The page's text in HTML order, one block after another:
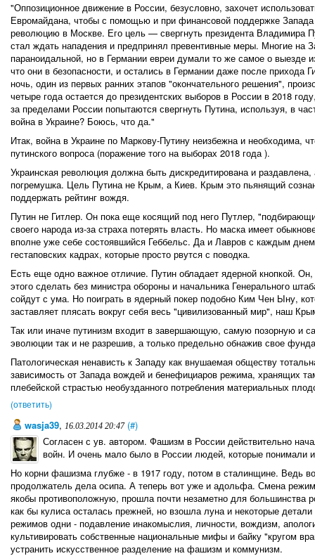
"Оппозиционное движение в России, безусловно, захочет
Евромайдана, чтобы с помощью и при финансовой поддержке
революцию в Москве. Его цель — свергнуть президента Владимира
стал ждать нападения и предпринял превентивные меры. Многие на
параноидальной, но в Германии евреи думали то же самое о выезде
что они в безопасности, и остались в Германии даже после прихода
ночь, один из первых ранних этапов "окончательного решения",
четыре года остается до президентских выборов в России в 2018
за пределами России попытаются свергнуть Путина, используя, в
война в Украине? Боюсь, что да."
Итак, война в Украине по Маркову-Путину неизбежна и необходима,
путинского вопроса (поражение того на выборах 2018 года ).
Украинская революция должна быть дискредитирована и
погремушка. Цель Путина не Крым, а Киев. Крым это пьянящий
поддержать рейтинг вождя.
Путин не Гитлер. Он пока еще косящий под него Путлер,
своего народа из-за страха потерять власть. Но маска имеет
вполне уже себе состоявшийся Геббельс. Да и Лавров с каждым
гестаповских кадрах, которые просто рвутся с поводка.
Еcть еще одно важное отличие. Путин обладает ядерной кнопкой.
этого сделать без министра обороны и начальника Генерального
сойдут с ума. Но поиграть в ядерный покер подобно Ким Чен Ыну,
заставляет плясать вокруг себя весь "цивилизованный мир", наш
Так или иначе путинизм входит в завершающую, самую позорную и
эволюции так и не разрешив, а только предельно обнажив свое
Патологическая ненависть к Западу как внушаемая обществу
зависимость от Запада вождей и бенефициаров режима, хранящих
плебейской страстью необузданного потребления материальных
(ответить)
wasja39, 16.03.2014 20:47 (#)
Согласен с ув. автором. Фашизм в России действительно
войн. И очень мало было в России людей, которые понимали
Но корни фашизма глубже - в 1917 году, потом в сталинщине. Ведь
продолжатель дела осипа. А теперь вот уже и адольфа. Смена
якобы противоположную, прошла почти незаметно для большинства
как бы кулиса осталась прежней, но взошла луна и некоторые
режимов одни - подавление инакомыслия, личности, вождизм,
культивировать собственные национальные мифы и байку "кругом
устранить искусственное разделение на фашизм и коммунизм.